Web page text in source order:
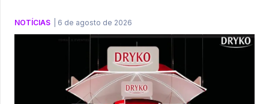
NOTÍCIAS 6 de agosto de 2026